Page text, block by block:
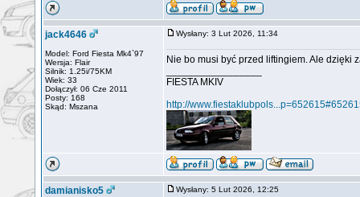
jack4646
Model: Ford Fiesta Mk4`97
Wersja: Flair
Silnik: 1.25i/75KM
Wiek: 33
Dołączył: 06 Cze 2011
Posty: 168
Skąd: Mszana
Wysłany: 3 Lut 2026, 11:34
Nie bo musi być przed liftingiem. Ale dzięki
FIESTA MKIV
http://
damianisko5 Wysłany: 5 Lut 2026, 12:25